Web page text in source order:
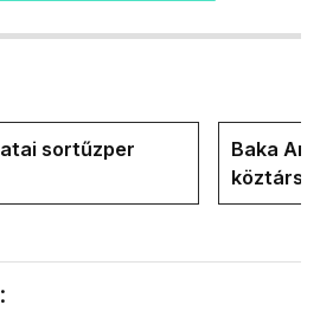
sortűzper
Baka